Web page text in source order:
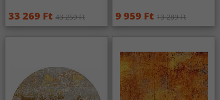
33 269 Ft 43 259 Ft 9 959 Ft 13 289 Ft